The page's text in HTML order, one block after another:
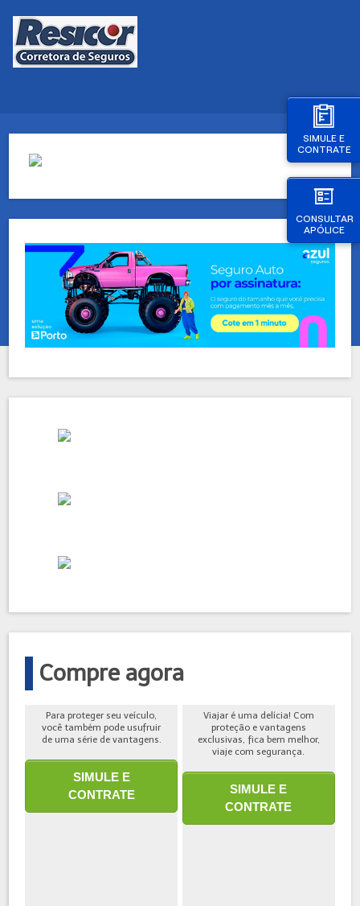
SIMULE E
CONTRATE
CONSULTAR
APÓLICE
Compre agora
Para proteger seu veículo,
você também pode usufruir
de uma série de vantagens.
SIMULE E
CONTRATE
Viajar é uma delícia! Com
proteção e vantagens
exclusivas, fica bem melhor,
viaje com segurança.
SIMULE E
CONTRATE